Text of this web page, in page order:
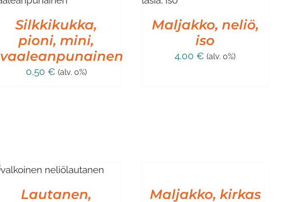
Silkkikukka,
pioni, mini,
vaaleanpunainen
0,50 € (alv. 0%)
LISÄTIEDOT
Maljakko, neliö,
iso
4,00€ (alv. 0%)
Lautanen,
LISÄTIEDOT
Maljakko, kirkas